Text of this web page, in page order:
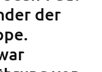
der